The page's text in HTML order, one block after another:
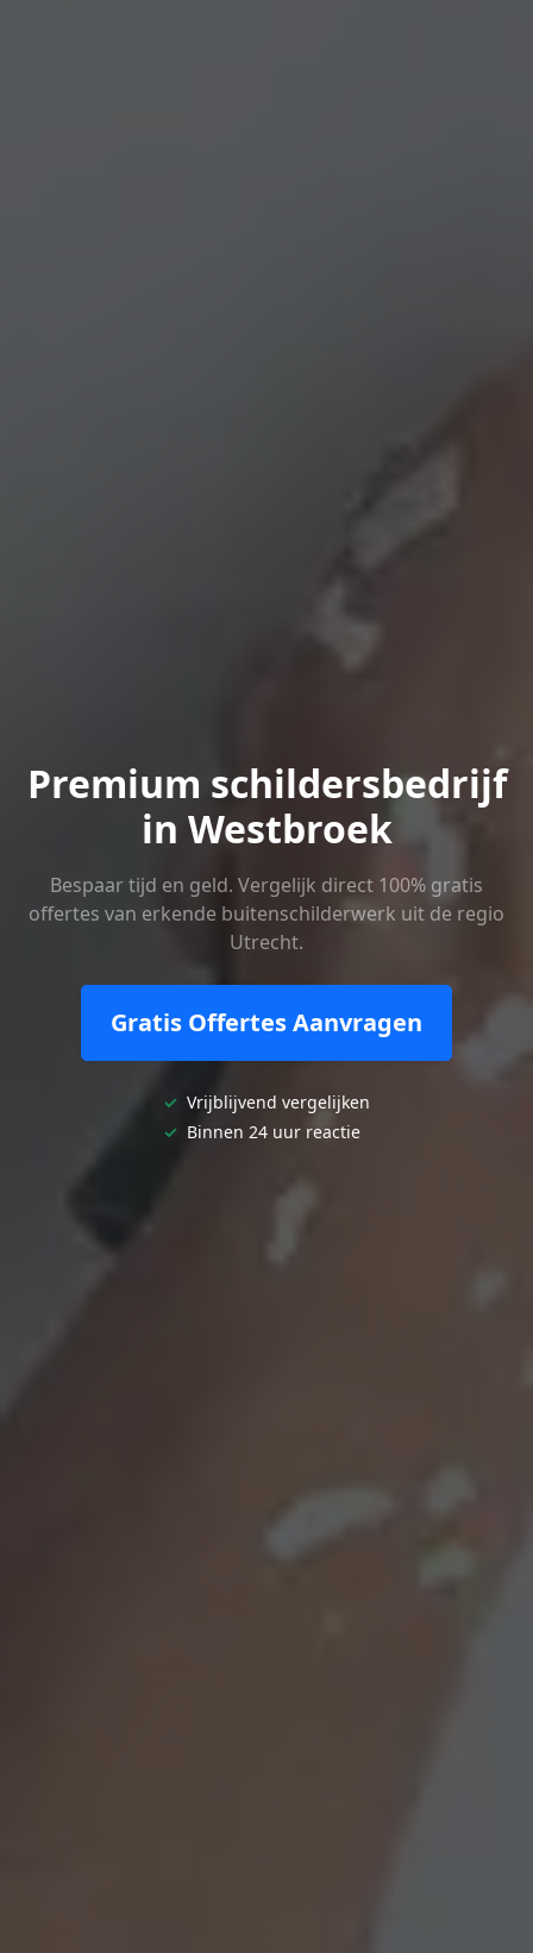
Premium schildersbedrijf
in Westbroek
Bespaar tijd en geld. Vergelijk direct 100% gratis
offertes van erkende buitenschilderwerk uit de regio
Utrecht.
Gratis Offertes Aanvragen
✓ Vrijblijvend vergelijken
✓ Binnen 24 uur reactie